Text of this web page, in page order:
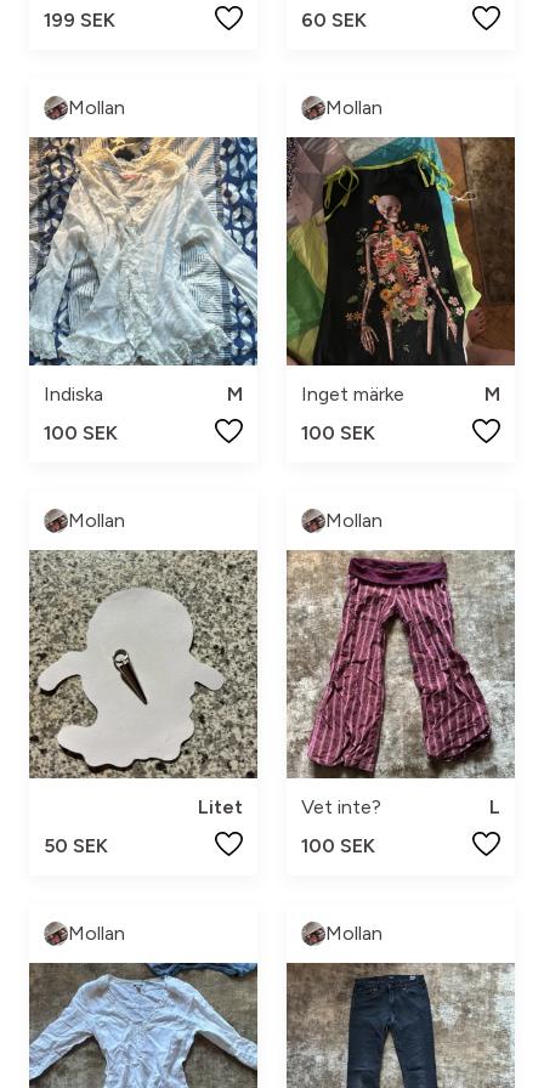
199 SEK 60 SEK
Mollan
Indiska
M
100 SEK
Mollan
Inget märke
M
100 SEK
Mollan
Litet
50 SEK
Mollan
Vet inte?
L
100 SEK
Mollan Mollan